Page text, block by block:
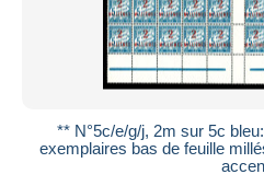
** N°5c/e/g/j, 2m sur 5c
exemplaires bas de feuille